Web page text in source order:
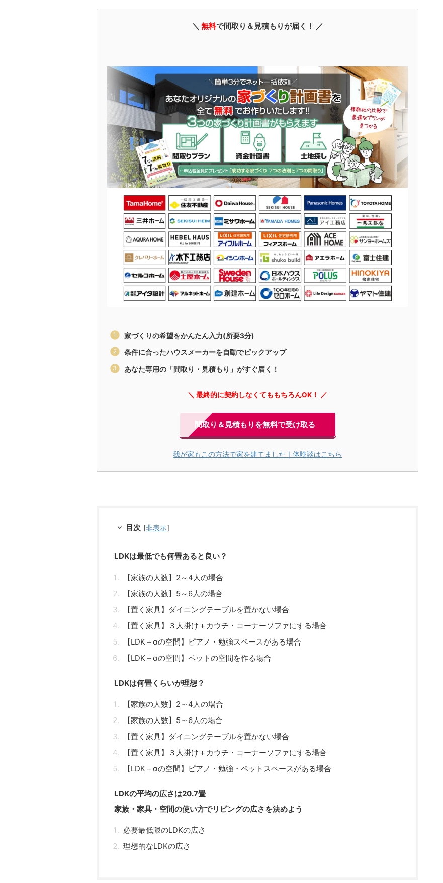
＼ 無料で間取り＆見積もりが届く！ ／
家づくりの希望をかんたん入力(所要3分)
条件に合ったハウスメーカーを自動でピックアップ
あなた専用の「間取り・見積もり」がすぐ届く！
＼ 最終的に契約しなくてももちろんOK！ ／
間取り＆見積もりを無料で受け取る
我が家もこの方法で家を建てました｜体験談はこちら
目次 [非表示]
LDKは最低でも何畳あると良い？
【家族の人数】2～4人の場合
【家族の人数】5～6人の場合
【置く家具】ダイニングテーブルを置かない場合
【置く家具】３人掛け＋カウチ・コーナーソファにする場合
【LDK＋αの空間】ピアノ・勉強スペースがある場合
【LDK＋αの空間】ペットの空間を作る場合
LDKは何畳くらいが理想？
【家族の人数】2～4人の場合
【家族の人数】5～6人の場合
【置く家具】ダイニングテーブルを置かない場合
【置く家具】３人掛け＋カウチ・コーナーソファにする場合
【LDK＋αの空間】ピアノ・勉強・ペットスペースがある場合
LDKの平均の広さは20.7畳
家族・家具・空間の使い方でリビングの広さを決めよう
必要最低限のLDKの広さ
理想的なLDKの広さ